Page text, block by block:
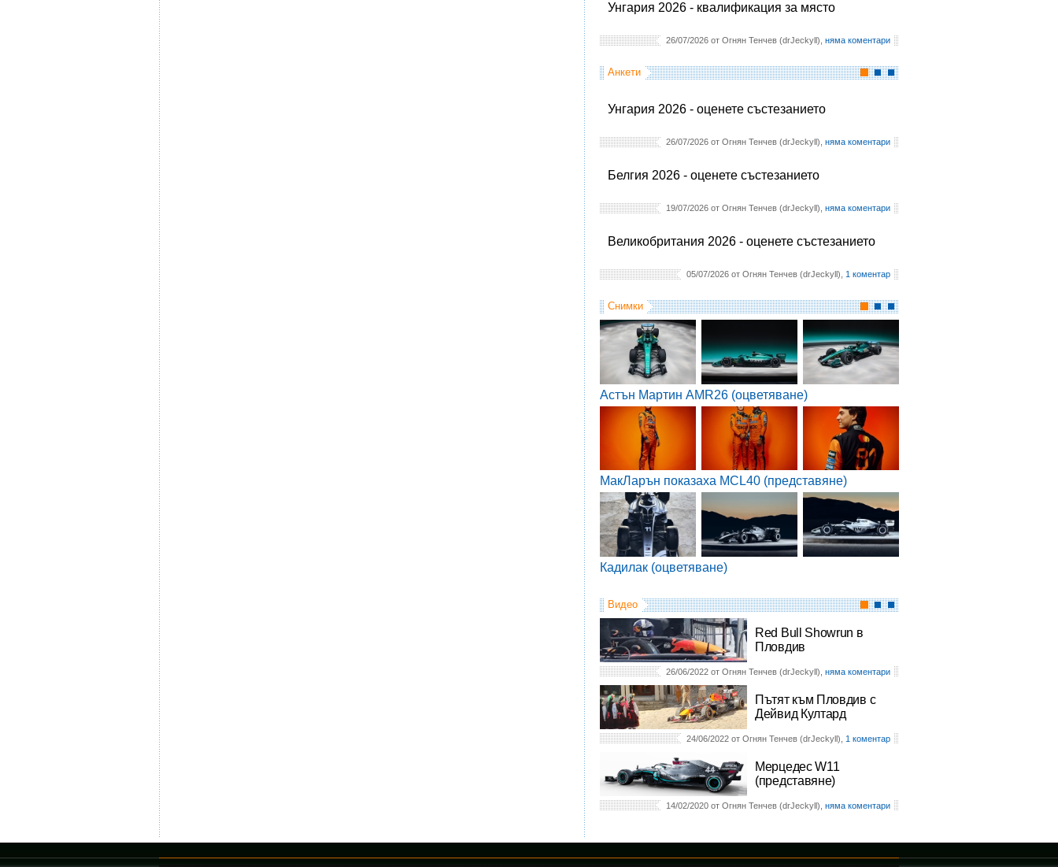
Унгария 2026 - квалификация за място
26/07/2026 от Огнян Тенчев (drJeckyll), няма коментари
Анкети
Унгария 2026 - оценете състезанието
26/07/2026 от Огнян Тенчев (drJeckyll), няма коментари
Белгия 2026 - оценете състезанието
19/07/2026 от Огнян Тенчев (drJeckyll), няма коментари
Великобритания 2026 - оценете състезанието
05/07/2026 от Огнян Тенчев (drJeckyll), 1 коментар
Снимки
Астън Мартин AMR26 (оцветяване)
МакЛарън показаха MCL40 (представяне)
Кадилак (оцветяване)
Видео
Red Bull Showrun в
Пловдив
26/06/2022 от Огнян Тенчев (drJeckyll), няма коментари
Пътят към Пловдив с
Дейвид Култард
24/06/2022 от Огнян Тенчев (drJeckyll), 1 коментар
Мерцедес W11
(представяне)
14/02/2020 от Огнян Тенчев (drJeckyll), няма коментари